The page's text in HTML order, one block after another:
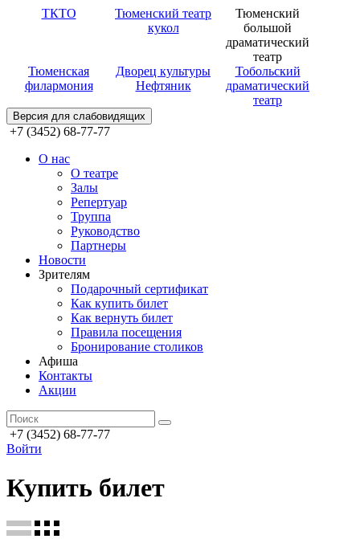
ТКТО
Тюменский театр
кукол
Тюменский
большой
драматический
театр
Тюменская
филармония
Дворец культуры
Нефтяник
Тобольский
драматический
театр
Версия для слабовидящих
+7 (3452) 68-77-77
О нас
О театре
Залы
Репертуар
Труппа
Руководство
Партнеры
Новости
Зрителям
Подарочный сертификат
Как купить билет
Как вернуть билет
Правила посещения
Бронирование столиков
Афиша
Контакты
Акции
+7 (3452) 68-77-77
Войти
Купить билет